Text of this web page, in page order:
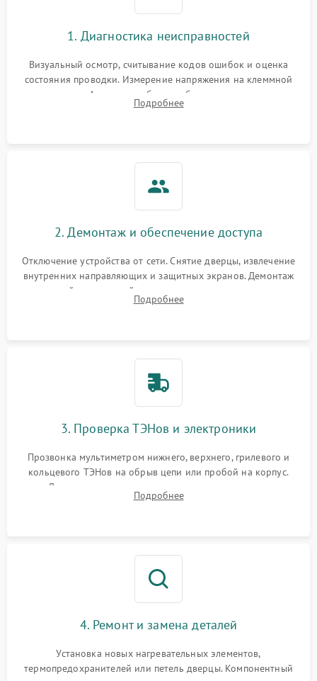
1. Диагностика неисправностей
Визуальный осмотр, считывание кодов ошибок и оценка
состояния проводки. Измерение напряжения на клеммной
колодке. Анализ жалоб на проблемы с нагревом,
конвекцией, панелью управления или блокировкой дверцы.
Подробнее
2. Демонтаж и обеспечение доступа
Отключение устройства от сети. Снятие дверцы, извлечение
внутренних направляющих и защитных экранов. Демонтаж
задней или верхней панели для прямого доступа к
нагревательным элементам, плате и вентиляторам.
Подробнее
3. Проверка ТЭНов и электроники
Прозвонка мультиметром нижнего, верхнего, грилевого и
кольцевого ТЭНов на обрыв цепи или пробой на корпус.
Диагностика термостата, датчиков температуры,
переключателя режимов и мотора конвекции.
Подробнее
4. Ремонт и замена деталей
Установка новых нагревательных элементов,
термопредохранителей или петель дверцы. Компонентный